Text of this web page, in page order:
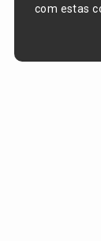
com estas